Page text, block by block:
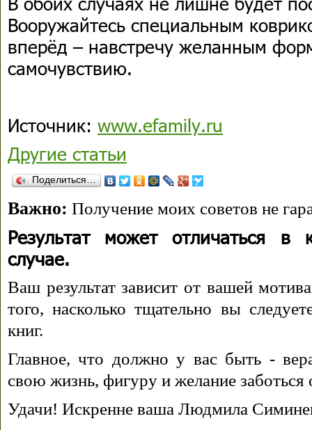
Вооружайтесь специальным
вперёд – навстречу желанным
самочувствию.
Источник: www.efamily.ru
Другие статьи
Поделиться…
Важно: Получение моих советов не
Результат может отличаться в
случае.
Ваш результат зависит от вашей
того, насколько тщательно вы
книг.
Главное, что должно у вас быть -
свою жизнь, фигуру и желание заботься
Удачи! Искренне ваша Людмила